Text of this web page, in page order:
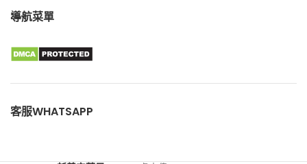
導航菜單
客服WHATSAPP